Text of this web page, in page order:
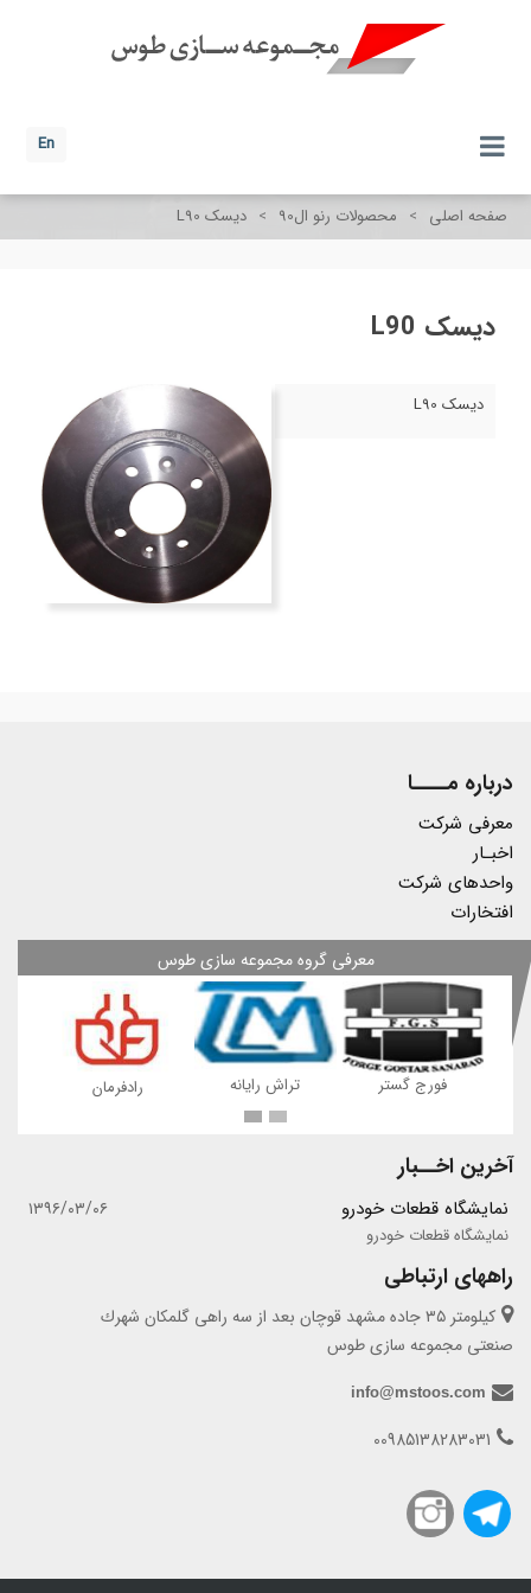
En
صفحه اصلی > محصولات رنو ال90 > دیسک L90
دیسک L90
دیسک L90
درباره مــــا
معرفی شرکت
اخبـار
واحدهای شرکت
افتخارات
معرفی گروه مجموعه سازی طوس
رادفرمان تراش رایانه فورج گستر
آخرین اخــبار
نمایشگاه قطعات خودرو ۱۳۹۶/۰۳/۰۶
نمایشگاه قطعات خودرو
راههای ارتباطی
كيلومتر ٣٥ جاده مشهد قوچان بعد از سه راهى گلمكان شهرك
صنعتى مجموعه سازى طوس
info@mstoos.com
00985138283031